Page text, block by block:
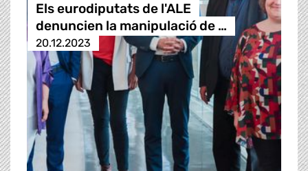
Els eurodiputats de l'ALE
denuncien la manipulació de …
20.12.2023